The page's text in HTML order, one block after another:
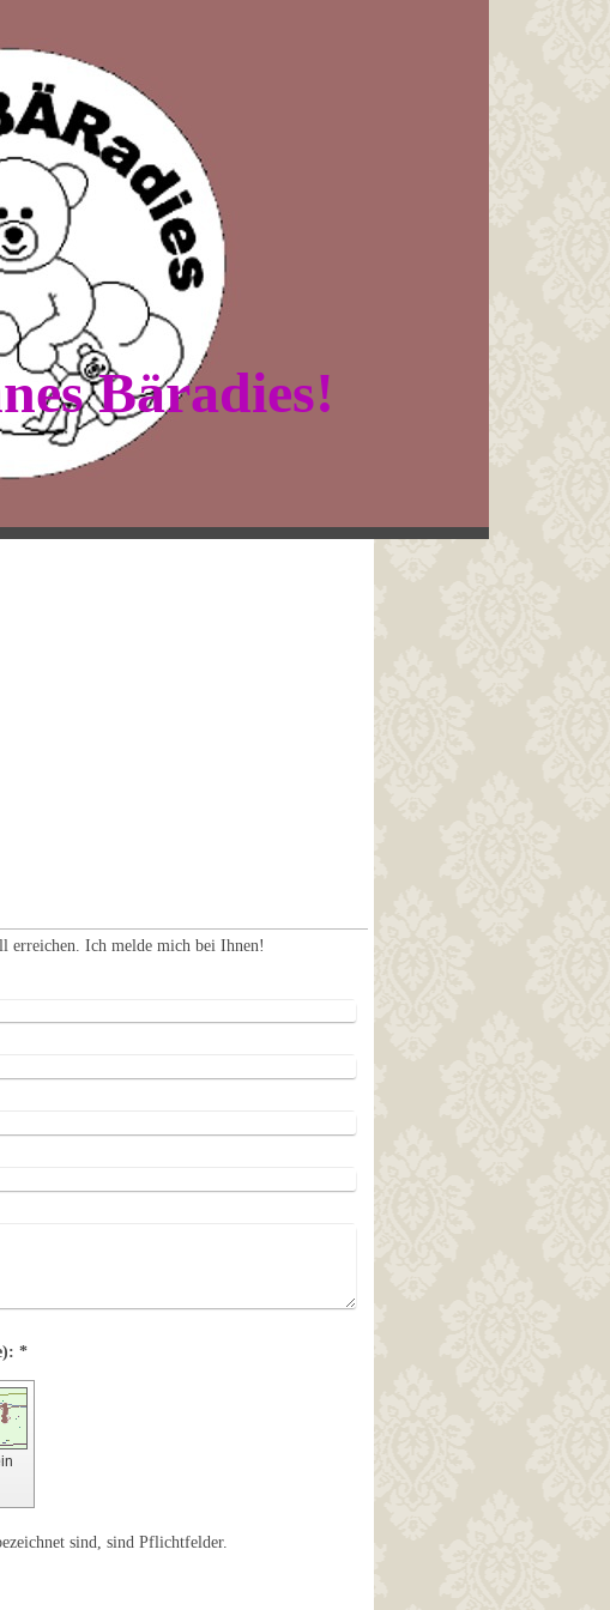
Bäradies!
erreichen. Ich melde mich bei Ihnen!
Captcha (Spam-Schutz-Code): *
sind, sind Pflichtfelder.